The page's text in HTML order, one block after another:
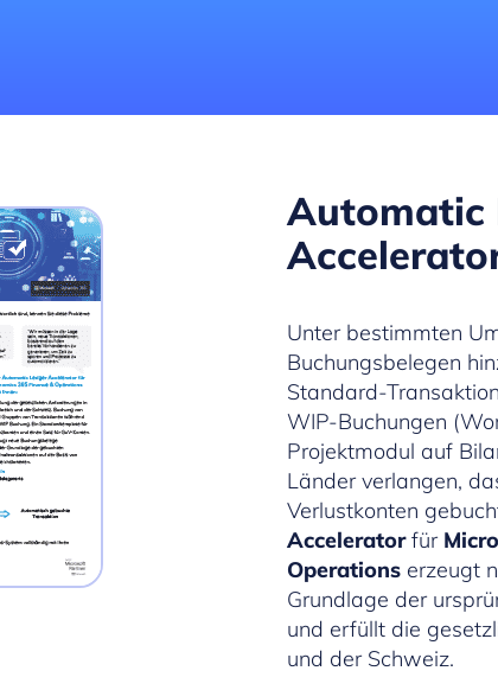
Automatic
Unter bestimmten
Buchungsbelegen
Standard-
WIP-Buchungen
Projektmodul auf
Länder verlangen,
Verlustkonten
Acceleratorfür
Operations erzeugt
Grundlage der
und erfüllt die
und der Schweiz.